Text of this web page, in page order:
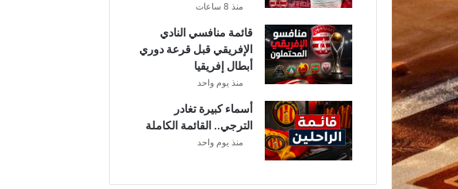
منذ 8 ساعات
قائمة منافسي النادي
الإفريقي قبل قرعة دوري
أبطال إفريقيا
منذ يوم واحد
أسماء كبيرة تغادر
الترجي.. القائمة الكاملة
منذ يوم واحد